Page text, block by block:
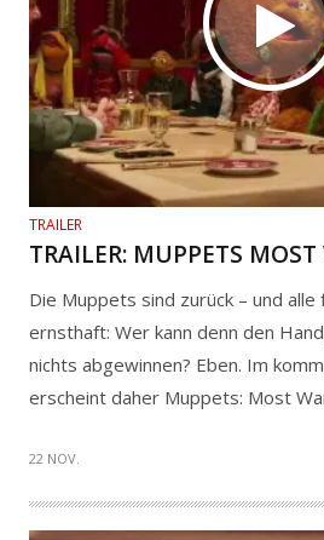
TRAILER
TRAILER: MUPPETS
Die Muppets sind zurück – und alle
ernsthaft: Wer kann denn den
nichts abgewinnen? Eben. Im
erscheint daher Muppets: Most
22 NOV.